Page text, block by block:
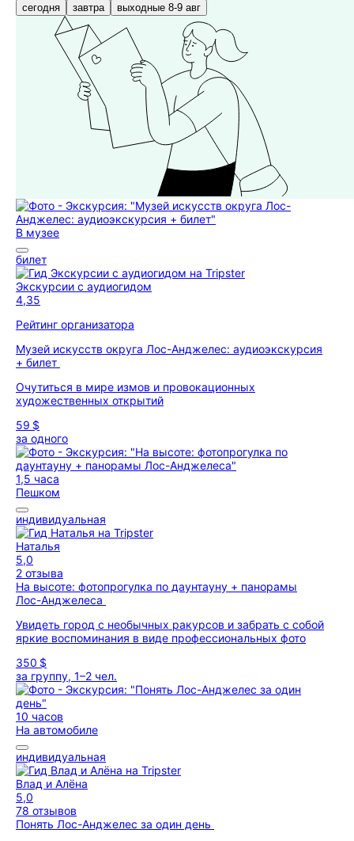
сегодня завтра выходные 8-9 авг
В музее
билет
Экскурсии с аудиогидом
4,35
Рейтинг организатора
Музей искусств округа Лос-Анджелес: аудиоэкскурсия
+ билет
Очутиться в мире измов и провокационных
художественных открытий
59 $
за одного
1,5 часа
Пешком
индивидуальная
Наталья
5,0
2 отзыва
На высоте: фотопрогулка по даунтауну + панорамы
Лос-Анджелеса
Увидеть город с необычных ракурсов и забрать с собой
яркие воспоминания в виде профессиональных фото
350 $
за группу, 1–2 чел.
10 часов
На автомобиле
индивидуальная
Влад и Алёна
5,0
78 отзывов
Понять Лос-Анджелес за один день